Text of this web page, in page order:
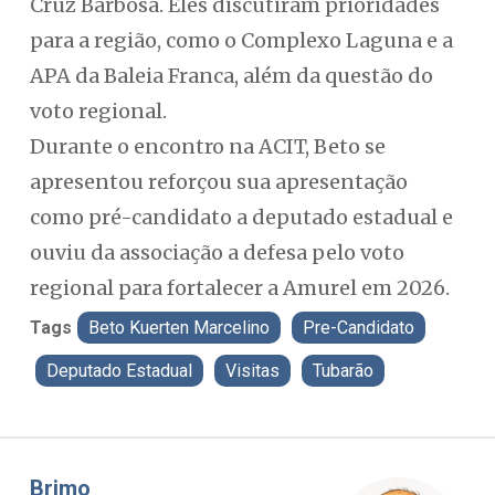
para a região, como o Complexo Laguna e a
APA da Baleia Franca, além da questão do
voto regional.
Durante o encontro na ACIT, Beto se
apresentou reforçou sua apresentação
como pré-candidato a deputado estadual e
ouviu da associação a defesa pelo voto
regional para fortalecer a Amurel em 2026.
Tags Beto Kuerten Marcelino Pre-Candidato
Deputado Estadual Visitas Tubarão
Misael Elias